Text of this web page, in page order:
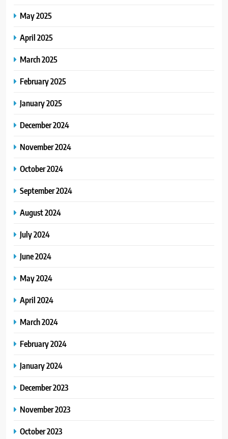
May 2025
April 2025
March 2025
February 2025
January 2025
December 2024
November 2024
October 2024
September 2024
August 2024
July 2024
June 2024
May 2024
April 2024
March 2024
February 2024
January 2024
December 2023
November 2023
October 2023